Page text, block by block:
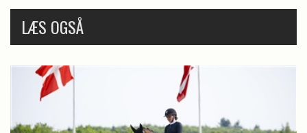
LÆS OGSÅ